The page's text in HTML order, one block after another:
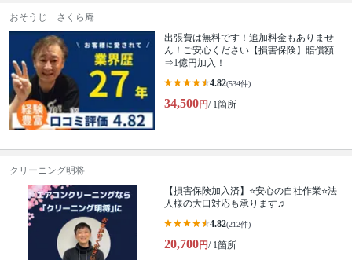
おそうじ さくら庵
出張費は無料です！追加料金もありませ
ん！ご安心ください【損害保険】賠償額
⇒1億円加入！
4.82(534件)
34,500円/ 1箇所
クリーニング明将
【損害保険加入済】⭐️安心の自社作業⭐️法
人様の大口対応も承ります♬
4.82(212件)
20,700円/ 1箇所